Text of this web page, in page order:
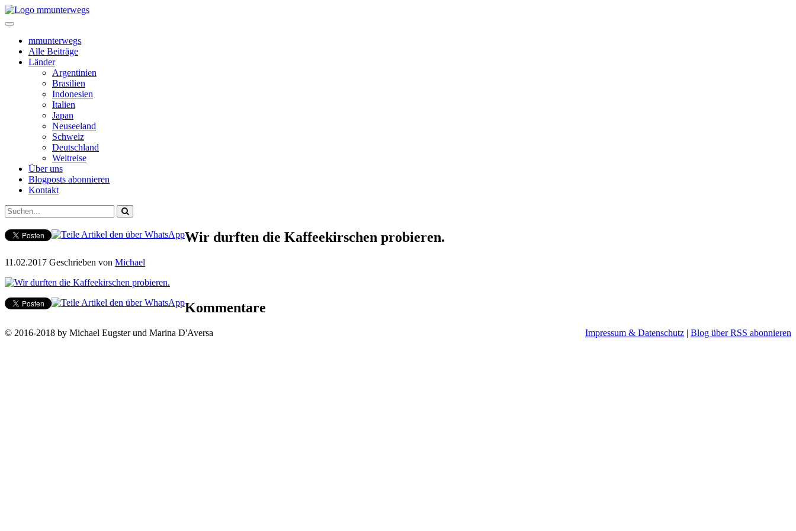
mmunterwegs
Alle Beiträge
Länder
Argentinien
Brasilien
Indonesien
Italien
Japan
Neuseeland
Schweiz
Deutschland
Weltreise
Über uns
Blogposts abonnieren
Kontakt
Wir durften die Kaffeekirschen probieren.
11.02.2017 Geschrieben von Michael
Kommentare
© 2016-2018 by Michael Eugster und Marina D'Aversa Impressum & Datenschutz | Blog über RSS abonnieren